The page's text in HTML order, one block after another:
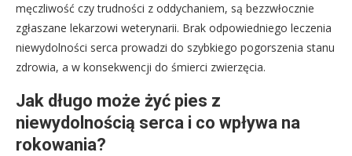
męczliwość czy trudności z oddychaniem, są bezzwłocznie
zgłaszane lekarzowi weterynarii. Brak odpowiedniego leczenia
niewydolności serca prowadzi do szybkiego pogorszenia stanu
zdrowia, a w konsekwencji do śmierci zwierzęcia.
Jak długo może żyć pies z
niewydolnością serca i co wpływa na
rokowania?